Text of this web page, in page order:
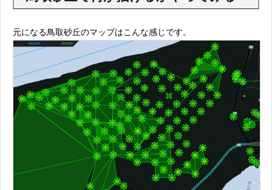
元になる鳥取砂丘のマップはこんな感じです。